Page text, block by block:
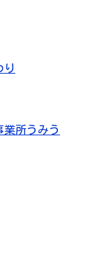
り
業所うみう